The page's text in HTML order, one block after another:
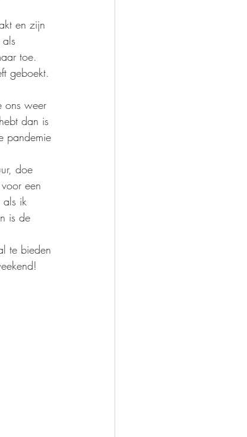
en zijn
toe.
geboekt.
ons weer
dan is
pandemie
doe
een
als ik
is de
te bieden